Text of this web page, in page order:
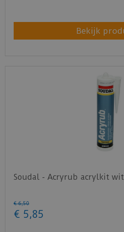
Bekijk
Soudal - Acryrub acrylkit wit
€ 6,50
€ 5,85